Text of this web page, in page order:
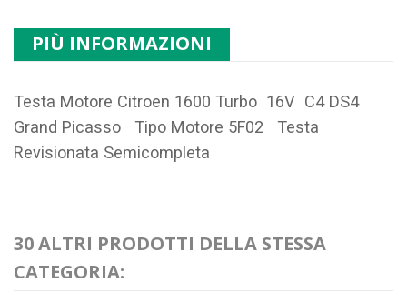
PIÙ INFORMAZIONI
Testa Motore Citroen 1600 Turbo 16V C4 DS4
Grand Picasso Tipo Motore 5F02 Testa
Revisionata Semicompleta
30 ALTRI PRODOTTI DELLA STESSA
CATEGORIA: